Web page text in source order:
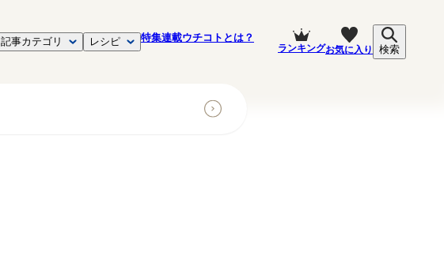
記事カテゴリ レシピ 特集連載ウチコトとは？
ランキングお気に入り 検索